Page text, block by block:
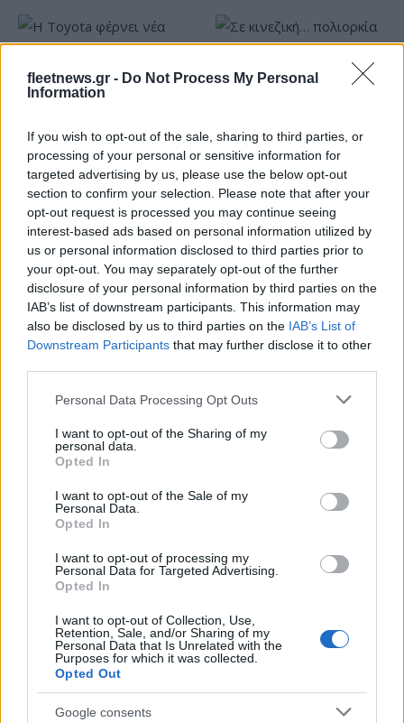
fleetnews.gr - Do Not Process My Personal
Information
If you wish to opt-out of the sale, sharing to third parties, or
processing of your personal or sensitive information for
targeted advertising by us, please use the below opt-out
section to confirm your selection. Please note that after your
opt-out request is processed you may continue seeing
interest-based ads based on personal information utilized by
us or personal information disclosed to third parties prior to
your opt-out. You may separately opt-out of the further
disclosure of your personal information by third parties on the
IAB’s list of downstream participants. This information may
also be disclosed by us to third parties on the IAB’s List of
Downstream Participants that may further disclose it to other
Please note that this website/app uses one or more Google
not limited to your visit or usage behaviour. You may click to
grant or deny consent to Google and its third-party tags to
use your data for below specified purposes in below Google
consent section.
Personal Data Processing Opt Outs
I want to opt-out of the Sharing of my
personal data.
Opted In
I want to opt-out of the Sale of my
Personal Data.
Opted In
I want to opt-out of processing my
Personal Data for Targeted Advertising.
Opted In
I want to opt-out of Collection, Use,
Retention, Sale, and/or Sharing of my
Personal Data that Is Unrelated with the
Purposes for which it was collected.
Opted Out
Google consents
μπαταριών για τα υβριδικά
της
ευρωπαϊκή
αυτοκινητοβιομηχανία
Νέο Audi A2 e-tron με στόχο την κορυφή της
αποδοτικότητας
Ευρωπαϊκό Κορασίδων:
Άνετη νίκη της Ελλάδας
στην πρεμιέρα, 78-36 την
Ιρλανδία
ρίχνουν μια πέτρα, τους
καταστρέφεις» (vid)